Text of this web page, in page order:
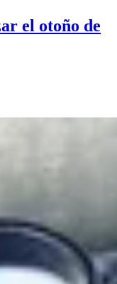
el otoño de